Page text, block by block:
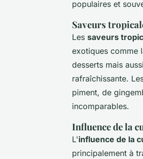
populaires et
Saveurs
Les saveurs
exotiques comme
desserts mais
rafraîchissante.
piment, de
incomparables.
Influence de la
L'influence de la
principalement à